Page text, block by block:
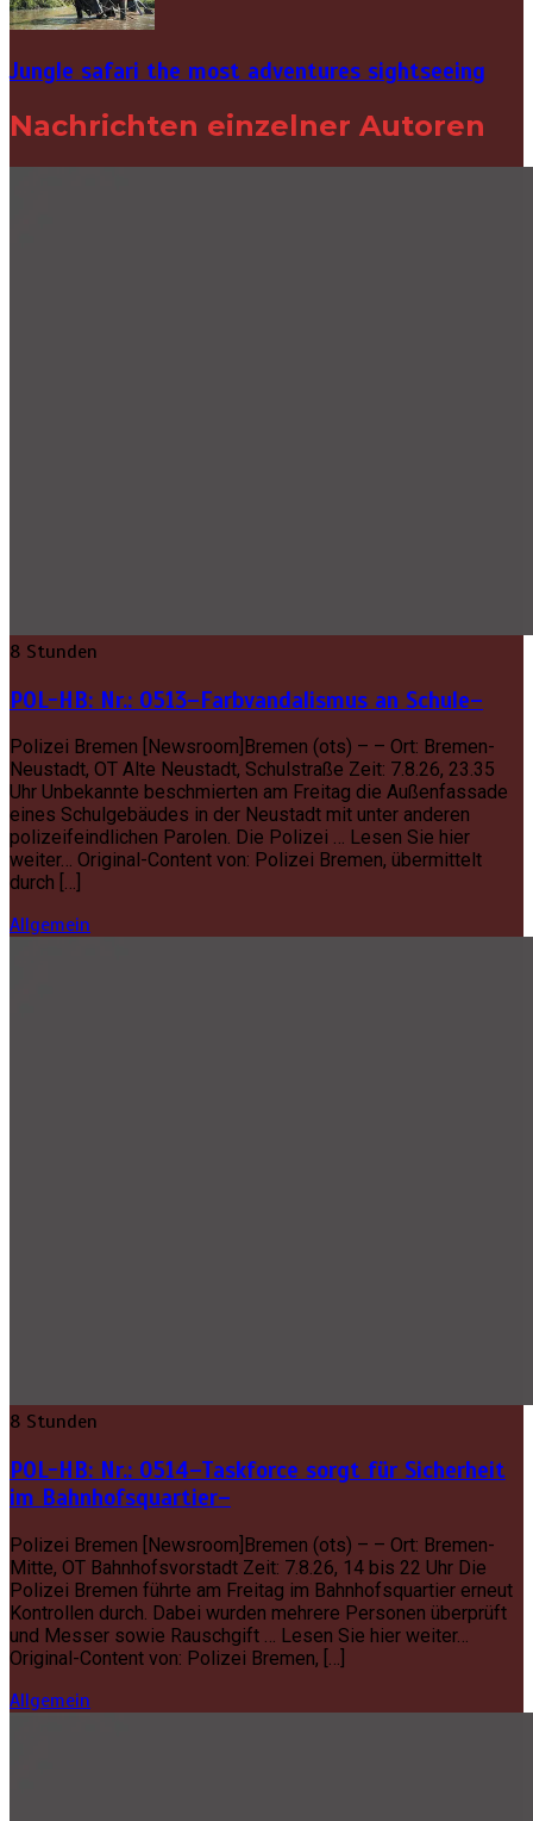
Jungle safari the most adventures sightseeing
Nachrichten einzelner Autoren
8 Stunden
POL-HB: Nr.: 0513–Farbvandalismus an Schule–
Polizei Bremen [Newsroom]Bremen (ots) – – Ort: Bremen-
Neustadt, OT Alte Neustadt, Schulstraße Zeit: 7.8.26, 23.35
Uhr Unbekannte beschmierten am Freitag die Außenfassade
eines Schulgebäudes in der Neustadt mit unter anderen
polizeifeindlichen Parolen. Die Polizei … Lesen Sie hier
weiter… Original-Content von: Polizei Bremen, übermittelt
durch […]
Allgemein
8 Stunden
POL-HB: Nr.: 0514–Taskforce sorgt für Sicherheit
im Bahnhofsquartier–
Polizei Bremen [Newsroom]Bremen (ots) – – Ort: Bremen-
Mitte, OT Bahnhofsvorstadt Zeit: 7.8.26, 14 bis 22 Uhr Die
Polizei Bremen führte am Freitag im Bahnhofsquartier erneut
Kontrollen durch. Dabei wurden mehrere Personen überprüft
und Messer sowie Rauschgift … Lesen Sie hier weiter…
Original-Content von: Polizei Bremen, […]
Allgemein